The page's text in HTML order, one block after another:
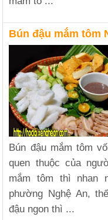
Bún đậu mắm tôm
Bún đậu mắm tôm
quen thuộc của
mắm tôm thì nhan
phường Nghệ An,
đậu ngon thì ...